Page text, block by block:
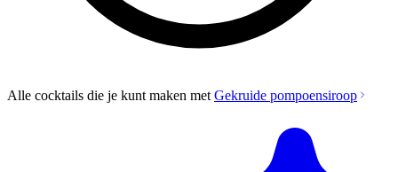
Alle cocktails die je kunt maken met Gekruide pompoensiroop